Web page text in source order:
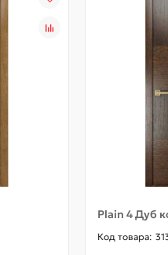
Plain 4 Дуб